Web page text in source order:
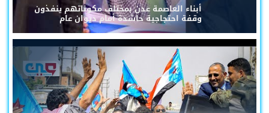
أبناء العاصمة عدن بمختلف مكوناتهم ينفذون
وقفة احتجاجية حاشدة أمام ديوان عام